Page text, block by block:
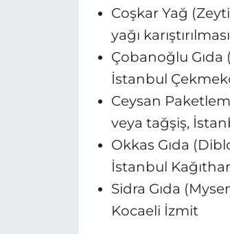
Coşkar Yağ
yağı
Çobanoğlu Gıda
İstanbul
Ceysan
veya tağşiş,
Okkas Gıda
İstanbul
Sidra Gıda
Kocaeli İzmit